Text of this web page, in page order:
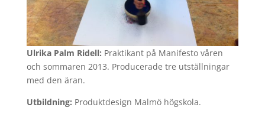
Ulrika Palm Ridell: Praktikant på Manifesto våren
och sommaren 2013. Producerade tre utställningar
med den äran.
Utbildning: Produktdesign Malmö högskola.